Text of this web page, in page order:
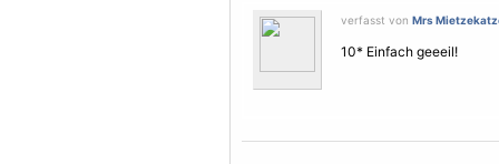
verfasst von Mrs
10* Einfach geeeil!